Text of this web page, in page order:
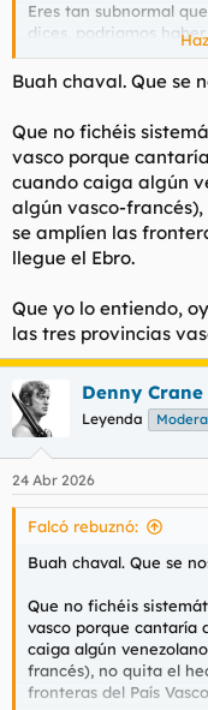
Eres tan subnormal
dices, podriamos
Sociedad, Osasuna,
categorias juveniles
En definitiva, todo lo
ignorante e imbecil.
Buah chaval. Que se
Que no fichéis
vasco porque
cuando caiga algún
algún vasco-
se amplíen las
llegue el Ebro.
Que yo lo entiendo,
las tres provincias
Denny Crane
Leyenda
24 Abr 2026
Falcó rebuznó:
Buah chaval. Que se
Que no fichéis
vasco porque cantaría
caiga algún
francés), no quita el
fronteras del País